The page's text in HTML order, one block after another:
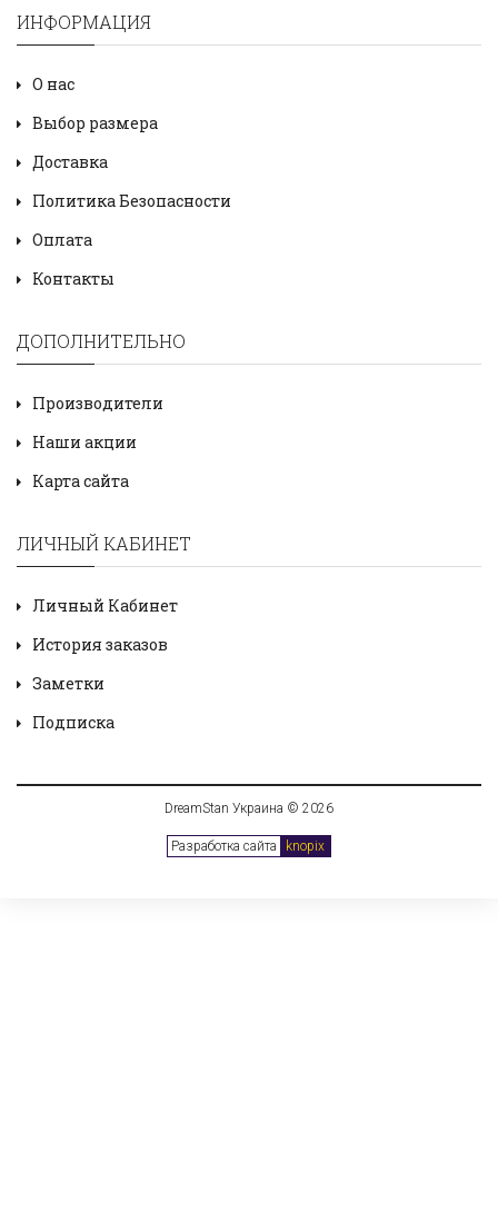
ИНФОРМАЦИЯ
О нас
Выбор размера
Доставка
Политика Безопасности
Оплата
Контакты
ДОПОЛНИТЕЛЬНО
Производители
Наши акции
Карта сайта
ЛИЧНЫЙ КАБИНЕТ
Личный Кабинет
История заказов
Заметки
Подписка
DreamStan Украина © 2026
Разработка сайта knopix